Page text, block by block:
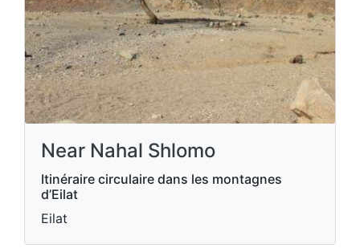
Near Nahal Shlomo
Itinéraire circulaire dans les montagnes
d’Eilat
Eilat